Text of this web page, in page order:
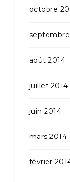
octobre
septembre
août 2014
juillet 2014
juin 2014
mars 2014
février